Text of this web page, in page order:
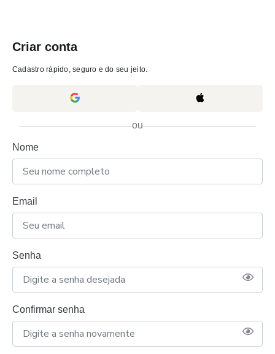
Criar conta
Cadastro rápido, seguro e do seu jeito.
ou
Nome
Email
Senha
Confirmar senha